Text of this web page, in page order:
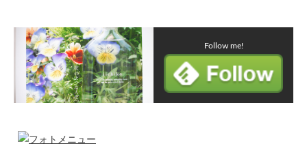
Follow me!